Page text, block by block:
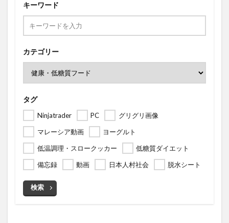
キーワード
カテゴリー
タグ
Ninjatrader PC
グリグリ画像
マレーシア動画
ヨーグルト
低温調理・スロークッカー
低糖質ダイエット
備忘録
動画 日本人村社会 脱水シート
検索